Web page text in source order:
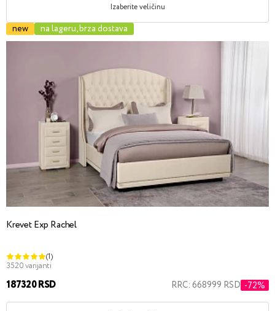
Izaberite veličinu
new na lageru, brza dostava
Krevet Exp Rachel
(1)
3520 varijanti
187320 RSD RRC: 668999 RSD -72%